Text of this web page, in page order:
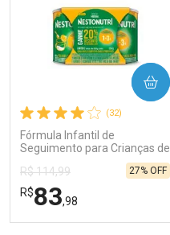
(32)
Fórmula Infantil de
Seguimento para Crianças de
Primeira Infância Nestonutri
2 Unidades de 800g cada
R$ 114,99
R$83,98
27% OFF
COMPRAR